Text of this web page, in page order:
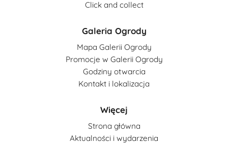
Click and collect
Galeria Ogrody
Mapa Galerii Ogrody
Promocje w Galerii Ogrody
Godziny otwarcia
Kontakt i lokalizacja
Więcej
Strona główna
Aktualności i wydarzenia